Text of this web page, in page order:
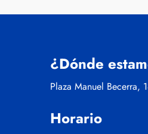
¿Dónde
Plaza Manuel Becerra,
Horario